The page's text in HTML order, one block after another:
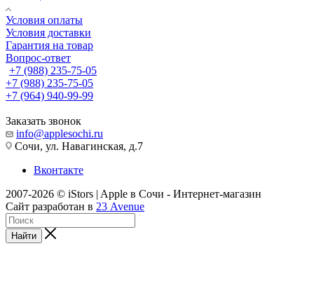
Условия оплаты
Условия доставки
Гарантия на товар
Вопрос-ответ
+7 (988) 235-75-05
+7 (988) 235-75-05
+7 (964) 940-99-99
Заказать звонок
info@applesochi.ru
Сочи, ул. Навагинская, д.7
Вконтакте
2007-2026 © iStors | Apple в Сочи - Интернет-магазин
Сайт разработан в 23 Avenue
Найти